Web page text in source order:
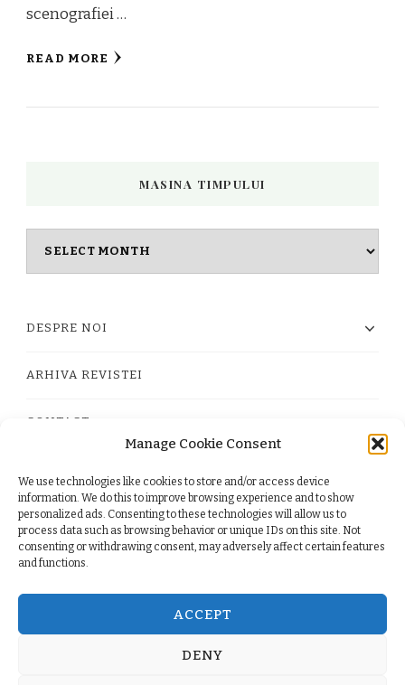
Manage Cookie Consent
We use technologies like cookies to store and/or access device
information. We do this to improve browsing experience and to show
personalized ads. Consenting to these technologies will allow us to
process data such as browsing behavior or unique IDs on this site. Not
consenting or withdrawing consent, may adversely affect certain features
and functions.
ACCEPT
DENY
scenografiei …
READ MORE
MASINA TIMPULUI
DESPRE NOI
ARHIVA REVISTEI
CONTACT
PRIVACY POLICY
TERMS